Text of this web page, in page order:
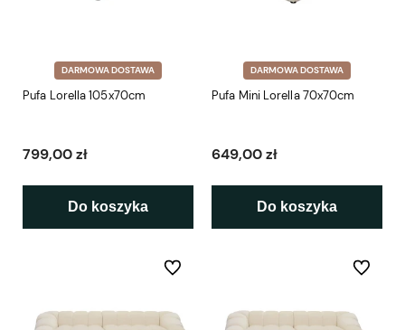
DARMOWA DOSTAWA
Pufa Lorella 105x70cm
799,00 zł
Do koszyka
DARMOWA DOSTAWA
Pufa Mini Lorella 70x70cm
649,00 zł
Do koszyka
Do ulubionych Do